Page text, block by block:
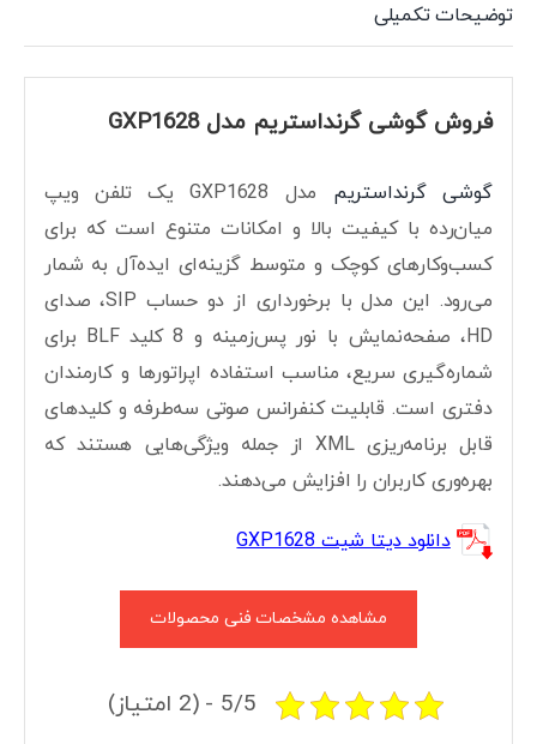
توضیحات تکمیلی
فروش گوشی گرنداستریم مدل GXP1628
گوشی گرنداستریم
مدل GXP1628 یک تلفن ویپ
میان‌رده با کیفیت بالا و امکانات متنوع است که برای
کسب‌وکارهای کوچک و متوسط گزینه‌ای ایده‌آل به شمار
می‌رود. این مدل با برخورداری از دو حساب SIP، صدای
HD، صفحه‌نمایش با نور پس‌زمینه و 8 کلید BLF برای
شماره‌گیری سریع، مناسب استفاده اپراتورها و کارمندان
دفتری است. قابلیت کنفرانس صوتی سه‌طرفه و کلیدهای
قابل برنامه‌ریزی XML از جمله ویژگی‌هایی هستند که
بهره‌وری کاربران را افزایش می‌دهند.
دانلود دیتا شیت GXP1628
مشاهده مشخصات فنی محصولات
5/5 - (2 امتیاز)